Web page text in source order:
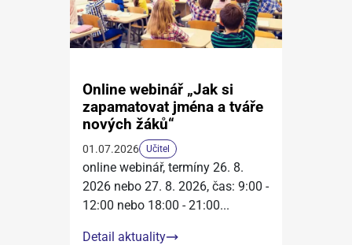
Online webinář „Jak si
zapamatovat jména a tváře
nových žáků“
01.07.2026 Učitel
online webinář, termíny 26. 8.
2026 nebo 27. 8. 2026, čas: 9:00 -
12:00 nebo 18:00 - 21:00...
Detail aktuality